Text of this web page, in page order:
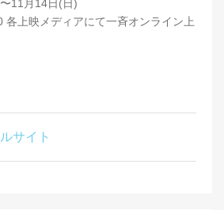
11月14日(日)
上映メディアにて一斉オンライン上
サイト